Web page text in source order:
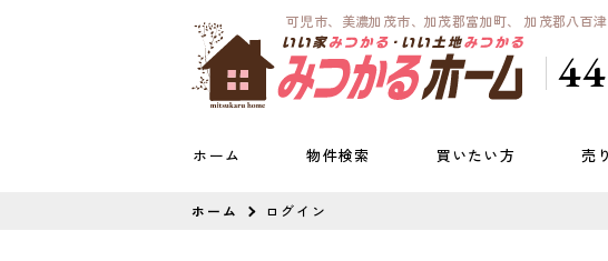
可児市、美濃加茂市、加茂郡富加町、 加茂郡八百
ホーム 物件検索 買いたい方 売
ホーム ログイン